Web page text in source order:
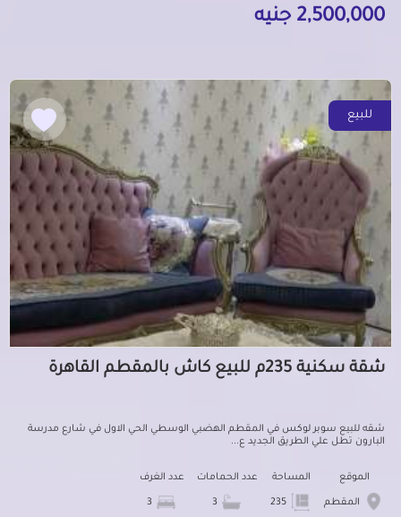
2,500,000 جنيه
للبيع
شقة سكنية 235م للبيع كاش بالمقطم القاهرة
شقه للبيع سوبر لوكس في المقطم الهضبي الوسطي الحي الاول في شارع مدرسة
البارون تطل علي الطريق الجديد ع...
الموقع
المقطم
المساحة عدد الحمامات عدد الغرف